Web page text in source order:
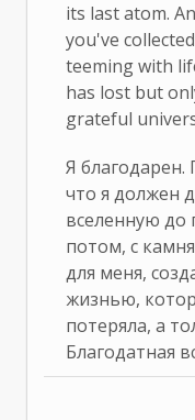
its last atom.
you've
teeming with
has lost but
grateful
Я
что я должен
вселенную до
потом, с
для меня,
жизнью,
потеряла, а
Благодатная